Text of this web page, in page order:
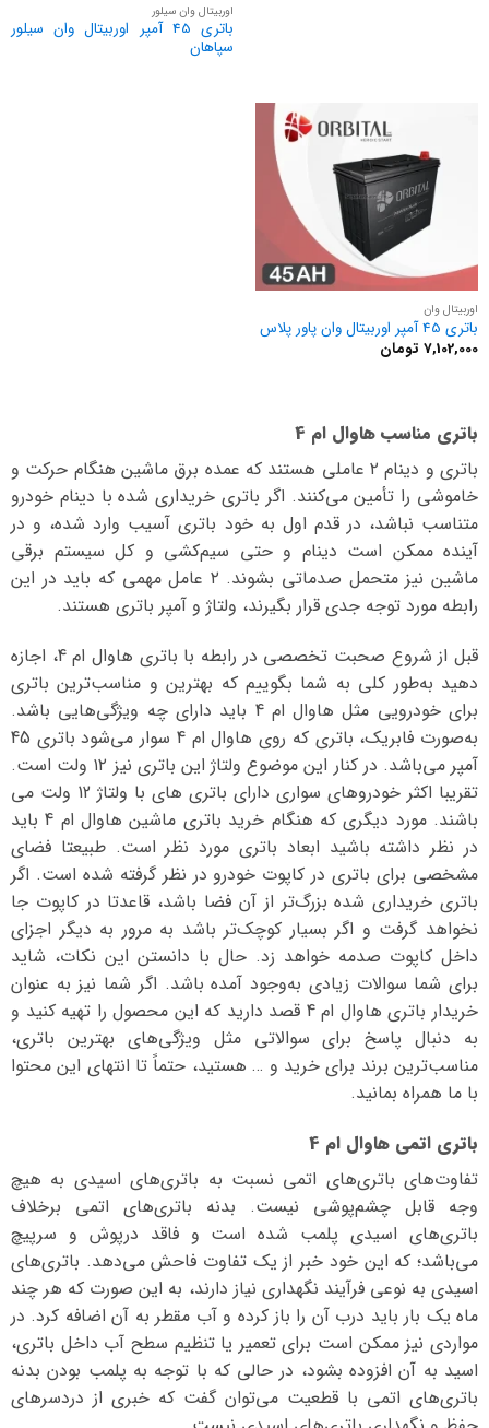
اوربیتال وان سیلور
باتری 45 آمپر اوربیتال وان سیلور
سپاهان
اوربیتال وان
باتری 45 آمپر اوربیتال وان پاور پلاس
7,102,000 تومان
باتری مناسب هاوال ام 4
باتری و دینام ۲ عاملی هستند که عمده برق ماشین هنگام حرکت و
خاموشی را تأمین می‌کنند. اگر باتری خریداری شده با دینام خودرو
متناسب نباشد، در قدم اول به خود باتری آسیب وارد شده، و در
آینده ممکن است دینام و حتی سیم‌کشی و کل سیستم برقی
ماشین نیز متحمل صدماتی بشوند. ۲ عامل مهمی که باید در این
رابطه مورد توجه جدی قرار بگیرند، ولتاژ و آمپر باتری هستند.
قبل از شروع صحبت تخصصی در رابطه با باتری هاوال ام 4، اجازه
دهید به‌طور کلی به شما بگوییم که بهترین و مناسب‌ترین باتری
برای خودرویی مثل هاوال ام 4 باید دارای چه ویژگی‌هایی باشد.
به‌صورت فابریک، باتری که روی هاوال ام 4 سوار می‌شود باتری 45
آمپر می‌باشد. در کنار این موضوع ولتاژ این باتری نیز ۱۲ ولت است.
تقریبا اکثر خودروهای سواری دارای باتری های با ولتاژ 12 ولت می
باشند. مورد دیگری که هنگام خرید باتری ماشین هاوال ام 4 باید
در نظر داشته باشید ابعاد باتری مورد نظر است. طبیعتا فضای
مشخصی برای باتری در کاپوت خودرو در نظر گرفته شده است. اگر
باتری خریداری شده بزرگ‌تر از آن فضا باشد، قاعدتا در کاپوت جا
نخواهد گرفت و اگر بسیار کوچک‌تر باشد به مرور به دیگر اجزای
داخل کاپوت صدمه خواهد زد. حال با دانستن این نکات، شاید
برای شما سوالات زیادی به‌وجود آمده باشد. اگر شما نیز به عنوان
خریدار باتری هاوال ام 4 قصد دارید که این محصول را تهیه کنید و
به دنبال پاسخ برای سوالاتی مثل ویژگی‌های بهترین باتری،
مناسب‌ترین برند برای خرید و … هستید، حتماً تا انتهای این محتوا
با ما همراه بمانید.
باتری اتمی هاوال ام 4
تفاوت‌های باتری‌های اتمی نسبت به باتری‌های اسیدی به هیچ
وجه قابل چشم‌پوشی نیست. بدنه باتری‌های اتمی برخلاف
باتری‌های اسیدی پلمب شده است و فاقد درپوش و سرپیچ
می‌باشد؛ که این خود خبر از یک تفاوت فاحش می‌دهد. باتری‌های
اسیدی به نوعی فرآیند نگهداری نیاز دارند، به این صورت که هر چند
ماه یک بار باید درب آن را باز کرده و آب مقطر به آن اضافه کرد. در
مواردی نیز ممکن است برای تعمیر یا تنظیم سطح آب داخل باتری،
اسید به آن افزوده بشود، در حالی که با توجه به پلمب بودن بدنه
باتری‌های اتمی با قطعیت می‌توان گفت که خبری از دردسرهای